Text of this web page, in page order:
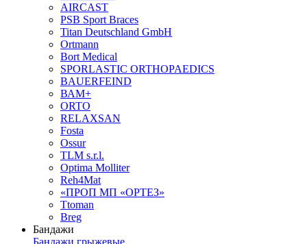
AIRCAST
PSB Sport Braces
Titan Deutschland GmbH
Ortmann
Bort Medical
SPORLASTIC ORTHOPAEDICS
BAUERFEIND
ВАМ+
ORTO
RELAXSAN
Fosta
Ossur
TLM s.r.l.
Optima Molliter
Reh4Mat
«ПРОП МП «ОРТЕЗ»
Ttoman
Breg
Бандажи
Бандажи грыжевые